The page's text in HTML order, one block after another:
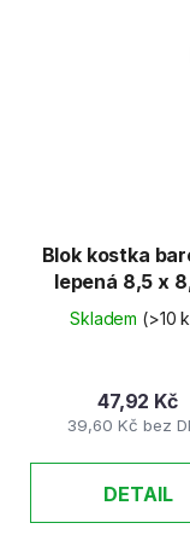
Blok kostka
lepená 8,5 x
4,5cm
Skladem (>10
39,60 Kč bez
47,92 Kč
DETAIL